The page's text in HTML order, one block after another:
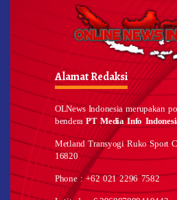
Alamat Redaksi
OLNews Indonesia merupakan
benderaPT Media Info
Metland Transyogi Ruko Sport
16820
Phone : +62 021 2296 7582